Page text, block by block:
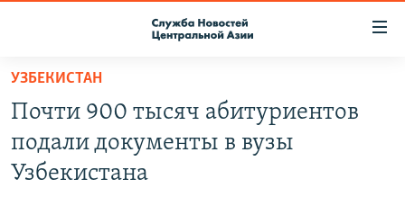
Вернуться
основному
содержанию
Вернутся
КОНТАКТЫ
УЗБЕКИСТАН
Почти 900 тысяч абитуриентов
подали документы в вузы
Узбекистана